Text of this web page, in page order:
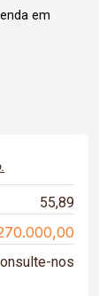
em
55,89
nos